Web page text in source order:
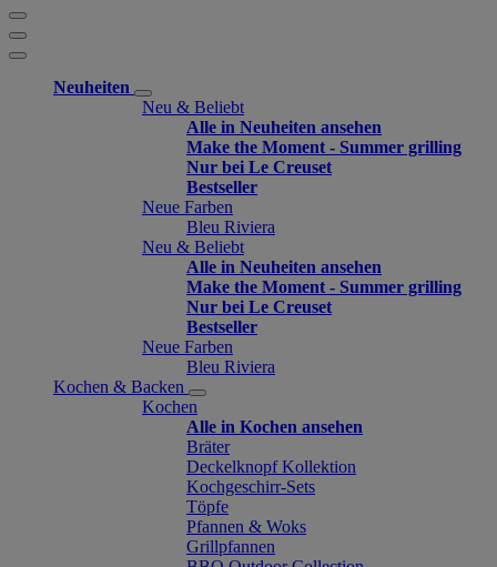
Neuheiten
Neu & Beliebt
Alle in Neuheiten ansehen
Make the Moment - Summer grilling
Nur bei Le Creuset
Bestseller
Neue Farben
Bleu Riviera
Neu & Beliebt
Alle in Neuheiten ansehen
Make the Moment - Summer grilling
Nur bei Le Creuset
Bestseller
Neue Farben
Bleu Riviera
Kochen & Backen
Kochen
Alle in Kochen ansehen
Bräter
Deckelknopf Kollektion
Kochgeschirr-Sets
Töpfe
Pfannen & Woks
Grillpfannen